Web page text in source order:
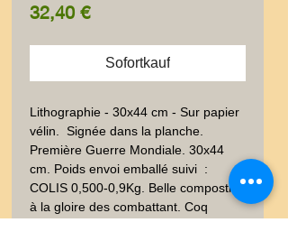
32,40 €Preis
Sofortkauf
Lithographie - 30x44 cm - Sur papier
vélin.  Signée dans la planche.
Première Guerre Mondiale. 30x44
cm. Poids envoi emballé suivi  :
COLIS 0,500-0,9Kg. Belle compostion
à la gloire des combattant. Coq